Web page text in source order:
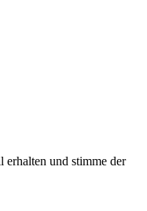
erhalten und stimme der